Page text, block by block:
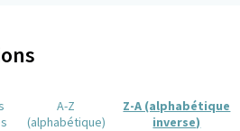
A-Z
(alphabétique)
Z-A (alphabétique
inverse)